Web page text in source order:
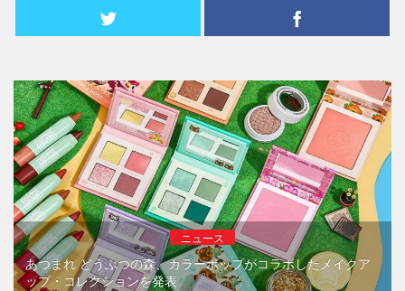
ニュース
あつまれ どうぶつの森、カラーポップがコラボしたメイクア
ップ・コレクションを発表